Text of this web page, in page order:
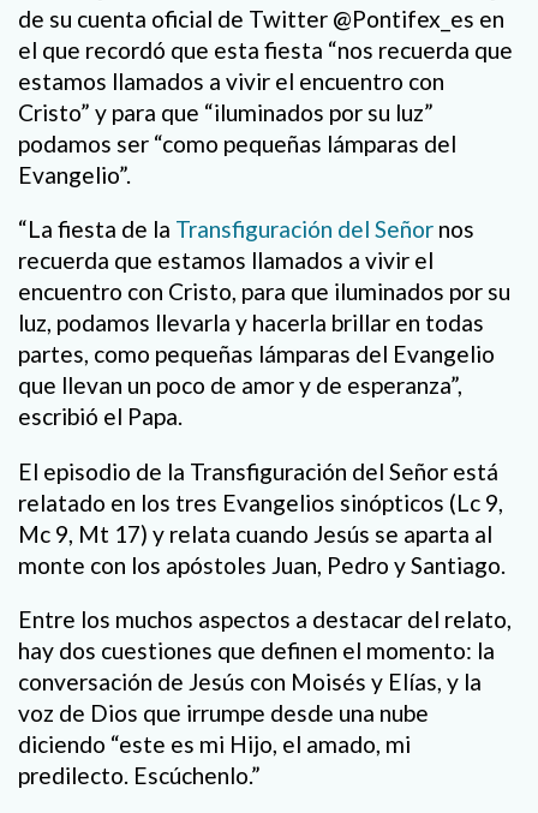
de su cuenta oficial de Twitter @Pontifex_es en
el que recordó que esta fiesta “nos recuerda que
estamos llamados a vivir el encuentro con
Cristo” y para que “iluminados por su luz”
podamos ser “como pequeñas lámparas del
Evangelio”.
“La fiesta de la Transfiguración del Señor nos
recuerda que estamos llamados a vivir el
encuentro con Cristo, para que iluminados por su
luz, podamos llevarla y hacerla brillar en todas
partes, como pequeñas lámparas del Evangelio
que llevan un poco de amor y de esperanza”,
escribió el Papa.
El episodio de la Transfiguración del Señor está
relatado en los tres Evangelios sinópticos (Lc 9,
Mc 9, Mt 17) y relata cuando Jesús se aparta al
monte con los apóstoles Juan, Pedro y Santiago.
Entre los muchos aspectos a destacar del relato,
hay dos cuestiones que definen el momento: la
conversación de Jesús con Moisés y Elías, y la
voz de Dios que irrumpe desde una nube
diciendo “este es mi Hijo, el amado, mi
predilecto. Escúchenlo.”